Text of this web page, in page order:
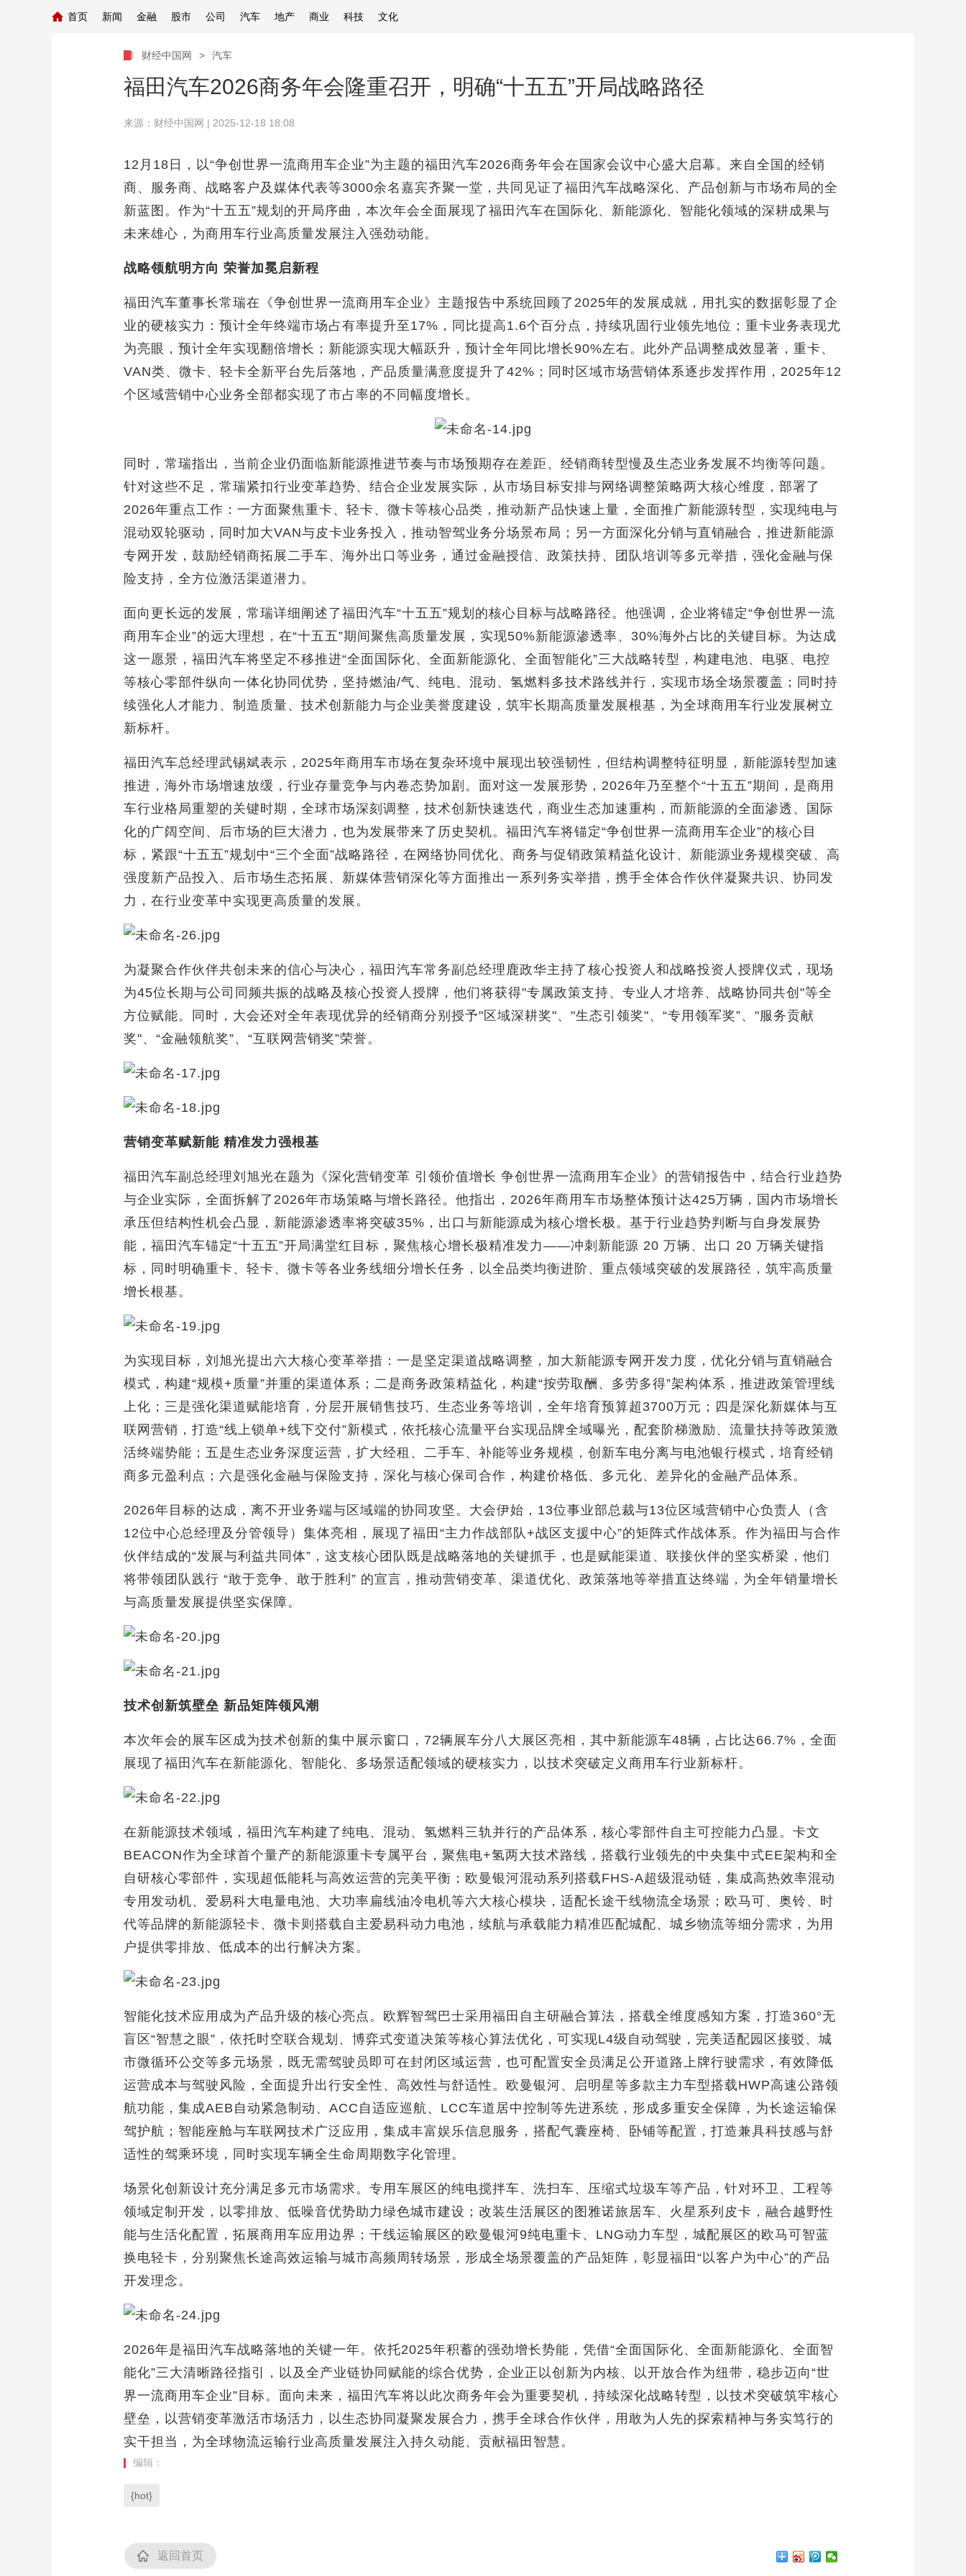
首页 新闻 金融 股市 公司 汽车 地产 商业 科技 文化
财经中国网 > 汽车
福田汽车2026商务年会隆重召开，明确“十五五”开局战略路径
来源： 财经中国网 | 2025-12-18 18:08
12月18日，以“争创世界一流商用车企业”为主题的福田汽车2026商务年会在国家会议中心盛大启幕。来自全国的经销
商、服务商、战略客户及媒体代表等3000余名嘉宾齐聚一堂，共同见证了福田汽车战略深化、产品创新与市场布局的全
新蓝图。作为“十五五”规划的开局序曲，本次年会全面展现了福田汽车在国际化、新能源化、智能化领域的深耕成果与
未来雄心，为商用车行业高质量发展注入强劲动能。
战略领航明方向 荣誉加冕启新程
福田汽车董事长常瑞在《争创世界一流商用车企业》主题报告中系统回顾了2025年的发展成就，用扎实的数据彰显了企
业的硬核实力：预计全年终端市场占有率提升至17%，同比提高1.6个百分点，持续巩固行业领先地位；重卡业务表现尤
为亮眼，预计全年实现翻倍增长；新能源实现大幅跃升，预计全年同比增长90%左右。此外产品调整成效显著，重卡、
VAN类、微卡、轻卡全新平台先后落地，产品质量满意度提升了42%；同时区域市场营销体系逐步发挥作用，2025年12
个区域营销中心业务全部都实现了市占率的不同幅度增长。
同时，常瑞指出，当前企业仍面临新能源推进节奏与市场预期存在差距、经销商转型慢及生态业务发展不均衡等问题。
针对这些不足，常瑞紧扣行业变革趋势、结合企业发展实际，从市场目标安排与网络调整策略两大核心维度，部署了
2026年重点工作：一方面聚焦重卡、轻卡、微卡等核心品类，推动新产品快速上量，全面推广新能源转型，实现纯电与
混动双轮驱动，同时加大VAN与皮卡业务投入，推动智驾业务分场景布局；另一方面深化分销与直销融合，推进新能源
专网开发，鼓励经销商拓展二手车、海外出口等业务，通过金融授信、政策扶持、团队培训等多元举措，强化金融与保
险支持，全方位激活渠道潜力。
面向更长远的发展，常瑞详细阐述了福田汽车“十五五”规划的核心目标与战略路径。他强调，企业将锚定“争创世界一流
商用车企业”的远大理想，在“十五五”期间聚焦高质量发展，实现50%新能源渗透率、30%海外占比的关键目标。为达成
这一愿景，福田汽车将坚定不移推进“全面国际化、全面新能源化、全面智能化”三大战略转型，构建电池、电驱、电控
等核心零部件纵向一体化协同优势，坚持燃油/气、纯电、混动、氢燃料多技术路线并行，实现市场全场景覆盖；同时持
续强化人才能力、制造质量、技术创新能力与企业美誉度建设，筑牢长期高质量发展根基，为全球商用车行业发展树立
新标杆。
福田汽车总经理武锡斌表示，2025年商用车市场在复杂环境中展现出较强韧性，但结构调整特征明显，新能源转型加速
推进，海外市场增速放缓，行业存量竞争与内卷态势加剧。面对这一发展形势，2026年乃至整个“十五五”期间，是商用
车行业格局重塑的关键时期，全球市场深刻调整，技术创新快速迭代，商业生态加速重构，而新能源的全面渗透、国际
化的广阔空间、后市场的巨大潜力，也为发展带来了历史契机。福田汽车将锚定“争创世界一流商用车企业”的核心目
标，紧跟“十五五”规划中“三个全面”战略路径，在网络协同优化、商务与促销政策精益化设计、新能源业务规模突破、高
强度新产品投入、后市场生态拓展、新媒体营销深化等方面推出一系列务实举措，携手全体合作伙伴凝聚共识、协同发
力，在行业变革中实现更高质量的发展。
为凝聚合作伙伴共创未来的信心与决心，福田汽车常务副总经理鹿政华主持了核心投资人和战略投资人授牌仪式，现场
为45位长期与公司同频共振的战略及核心投资人授牌，他们将获得"专属政策支持、专业人才培养、战略协同共创"等全
方位赋能。同时，大会还对全年表现优异的经销商分别授予"区域深耕奖"、"生态引领奖"、“专用领军奖”、"服务贡献
奖"、“金融领航奖”、“互联网营销奖”荣誉。
营销变革赋新能 精准发力强根基
福田汽车副总经理刘旭光在题为《深化营销变革 引领价值增长 争创世界一流商用车企业》的营销报告中，结合行业趋势
与企业实际，全面拆解了2026年市场策略与增长路径。他指出，2026年商用车市场整体预计达425万辆，国内市场增长
承压但结构性机会凸显，新能源渗透率将突破35%，出口与新能源成为核心增长极。基于行业趋势判断与自身发展势
能，福田汽车锚定“十五五”开局满堂红目标，聚焦核心增长极精准发力——冲刺新能源 20 万辆、出口 20 万辆关键指
标，同时明确重卡、轻卡、微卡等各业务线细分增长任务，以全品类均衡进阶、重点领域突破的发展路径，筑牢高质量
增长根基。
为实现目标，刘旭光提出六大核心变革举措：一是坚定渠道战略调整，加大新能源专网开发力度，优化分销与直销融合
模式，构建“规模+质量”并重的渠道体系；二是商务政策精益化，构建“按劳取酬、多劳多得”架构体系，推进政策管理线
上化；三是强化渠道赋能培育，分层开展销售技巧、生态业务等培训，全年培育预算超3700万元；四是深化新媒体与互
联网营销，打造“线上锁单+线下交付”新模式，依托核心流量平台实现品牌全域曝光，配套阶梯激励、流量扶持等政策激
活终端势能；五是生态业务深度运营，扩大经租、二手车、补能等业务规模，创新车电分离与电池银行模式，培育经销
商多元盈利点；六是强化金融与保险支持，深化与核心保司合作，构建价格低、多元化、差异化的金融产品体系。
2026年目标的达成，离不开业务端与区域端的协同攻坚。大会伊始，13位事业部总裁与13位区域营销中心负责人（含
12位中心总经理及分管领导）集体亮相，展现了福田“主力作战部队+战区支援中心”的矩阵式作战体系。作为福田与合作
伙伴结成的“发展与利益共同体”，这支核心团队既是战略落地的关键抓手，也是赋能渠道、联接伙伴的坚实桥梁，他们
将带领团队践行 “敢于竞争、敢于胜利” 的宣言，推动营销变革、渠道优化、政策落地等举措直达终端，为全年销量增长
与高质量发展提供坚实保障。
技术创新筑壁垒 新品矩阵领风潮
本次年会的展车区成为技术创新的集中展示窗口，72辆展车分八大展区亮相，其中新能源车48辆，占比达66.7%，全面
展现了福田汽车在新能源化、智能化、多场景适配领域的硬核实力，以技术突破定义商用车行业新标杆。
在新能源技术领域，福田汽车构建了纯电、混动、氢燃料三轨并行的产品体系，核心零部件自主可控能力凸显。卡文
BEACON作为全球首个量产的新能源重卡专属平台，聚焦电+氢两大技术路线，搭载行业领先的中央集中式EE架构和全
自研核心零部件，实现超低能耗与高效运营的完美平衡；欧曼银河混动系列搭载FHS-A超级混动链，集成高热效率混动
专用发动机、爱易科大电量电池、大功率扁线油冷电机等六大核心模块，适配长途干线物流全场景；欧马可、奥铃、时
代等品牌的新能源轻卡、微卡则搭载自主爱易科动力电池，续航与承载能力精准匹配城配、城乡物流等细分需求，为用
户提供零排放、低成本的出行解决方案。
智能化技术应用成为产品升级的核心亮点。欧辉智驾巴士采用福田自主研融合算法，搭载全维度感知方案，打造360°无
盲区“智慧之眼”，依托时空联合规划、博弈式变道决策等核心算法优化，可实现L4级自动驾驶，完美适配园区接驳、城
市微循环公交等多元场景，既无需驾驶员即可在封闭区域运营，也可配置安全员满足公开道路上牌行驶需求，有效降低
运营成本与驾驶风险，全面提升出行安全性、高效性与舒适性。欧曼银河、启明星等多款主力车型搭载HWP高速公路领
航功能，集成AEB自动紧急制动、ACC自适应巡航、LCC车道居中控制等先进系统，形成多重安全保障，为长途运输保
驾护航；智能座舱与车联网技术广泛应用，集成丰富娱乐信息服务，搭配气囊座椅、卧铺等配置，打造兼具科技感与舒
适性的驾乘环境，同时实现车辆全生命周期数字化管理。
场景化创新设计充分满足多元市场需求。专用车展区的纯电搅拌车、洗扫车、压缩式垃圾车等产品，针对环卫、工程等
领域定制开发，以零排放、低噪音优势助力绿色城市建设；改装生活展区的图雅诺旅居车、火星系列皮卡，融合越野性
能与生活化配置，拓展商用车应用边界；干线运输展区的欧曼银河9纯电重卡、LNG动力车型，城配展区的欧马可智蓝
换电轻卡，分别聚焦长途高效运输与城市高频周转场景，形成全场景覆盖的产品矩阵，彰显福田“以客户为中心”的产品
开发理念。
2026年是福田汽车战略落地的关键一年。依托2025年积蓄的强劲增长势能，凭借“全面国际化、全面新能源化、全面智
能化”三大清晰路径指引，以及全产业链协同赋能的综合优势，企业正以创新为内核、以开放合作为纽带，稳步迈向“世
界一流商用车企业”目标。面向未来，福田汽车将以此次商务年会为重要契机，持续深化战略转型，以技术突破筑牢核心
壁垒，以营销变革激活市场活力，以生态协同凝聚发展合力，携手全球合作伙伴，用敢为人先的探索精神与务实笃行的
实干担当，为全球物流运输行业高质量发展注入持久动能、贡献福田智慧。
编辑：
{hot}
返回首页